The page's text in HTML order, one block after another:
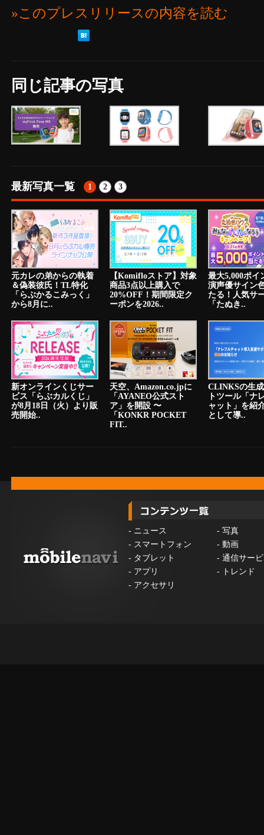
»このプレスリリースの内容を読む
同じ記事の写真
最新写真一覧 1 2 3
元カレの弟からの執着
＆偽装彼氏！TL特化
「らぶかるこみっく」
から8月に..
【Komifloストア】対象
商品3点以上購入で
20%OFF！期間限定ク
ーポンを2026..
最大5,000ポイ
演声優サイン
たる！人気サ
「たぬき..
新オンラインくじサー
ビス「らぶカルくじ」
が8月18日（火）より販
売開始..
天空、Amazon.co.jpに
「AYANEO公式スト
ア」を開設 〜
「KONKR POCKET
FIT..
CLINKSの生
トツール「ナ
ャット」を紹
として導..
- ニュース - 写真
- スマートフォン - 動画
- タブレット - 通信サー
- アプリ -
トレンド
- アクセサリ